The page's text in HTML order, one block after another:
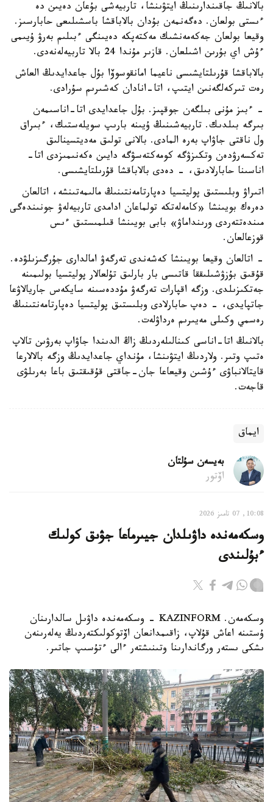
بالانىڭ جاقىندارىنىڭ ايتۋىنشا، تاربيەشى بۇعان دەيىن دە
ءىستى بولعان. دەگەنمەن بۇدان بالاباقشا باسشىلىعى حابارسىز.
وقيعا بولعان جەكەمەنشىك مەكتەپكە دەيىنگى ءبىلىم بەرۋ ۇيىمى
ءۇش اي بۇرىن اشىلعان. قازىر مۇندا 24 بالا تاربيەلەنەدى.
بالاباقشا قۇرىلتايشىسى ناعيما امانقوسوۆا بۇل جاعدايدىڭ العاش
رەت تىركەلگەنىن ايتىپ، اتا-انادان كەشىرىم سۇرادى.
- ءبىز مۇنى بىلگەن جوقپىز. بۇل جاعدايدى اتا-اناسىمەن
بىرگە بىلدىك. تاربيەشىنىڭ ۇيىنە بارىپ سويلەستىك، ءبىراق
ول ناقتى جاۋاپ بەرە المادى. بالانى تولىق مەديتسينالىق
تەكسەرۋدەن وتكىزۋگە كومەكتەسۋگە دايىن ەكەنىمىزدى اتا-
اناسىنا حابارلادىق، - دەدى بالاباقشا قۇرىلتايشىسى.
اتىراۋ وبلىستىق پوليتسيا دەپارتامەنتىنىڭ مالىمەتىنشە، اتالعان
دەرەك بويىنشا «كامەلەتكە تولماعان ادامدى تاربيەلەۋ جونىندەگى
مىندەتتەردى ورىنداماۋ» بابى بويىنشا قىلمىستىق ءىس
قوزعالعان.
- اتالعان وقيعا بويىنشا كەشەندى تەرگەۋ امالدارى جۇرگىزىلۋدە.
قۇقىق بۇزۋشىلىققا قاتىسى بار بارلىق تۇلعالار پوليتسيا بولىمىنە
جەتكىزىلدى. وزگە اقپارات تەرگەۋ مۇددەسىنە سايكەس جاريالاۋعا
جاتپايدى، - دەپ حابارلادى وبلىستىق پوليتسيا دەپارتامەنتىنىڭ
رەسمي وكىلى مەيىرىم ەرداۋلەت.
بالانىڭ اتا-اناسى كىنالىلەردىڭ زاڭ الدىندا جاۋاپ بەرۋىن تالاپ
ەتىپ وتىر. ولاردىڭ ايتۋىنشا، مۇنداي جاعدايدىڭ وزگە بالالارعا
قايتالانباۋى ءۇشىن وقيعاعا جان-جاقتى قۇقىقتىق باعا بەرىلۋى
قاجەت.
ايماق
بەيسەن سۇلتان
اۆتور
10:08, 07 تامىز 2026
وسكەمەندە داۋىلدان جيىرماعا جۋىق كولىك
ءبۇلىندى
وسكەمەن. KAZINFORM - وسكەمەندە داۋىل سالدارىنان
ۇستىنە اعاش قۇلاپ، زاقىمدانعان اۆتوكولىكتەردىڭ يەلەرىنەن
ىشكى ىستەر ورگاندارىنا وتىنىشتەر ءالى ءتۇسىپ جاتىر.